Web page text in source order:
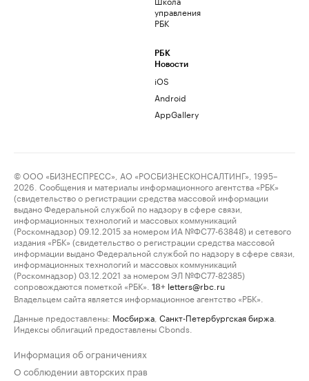
управления
РБК
РБК
Новости
iOS
Android
AppGallery
© ООО «БИЗНЕСПРЕСС», АО «РОСБИЗНЕСКОНСАЛТИНГ», 1995–
2026. Сообщения и материалы информационного агентства «РБК»
(свидетельство о регистрации средства массовой информации
выдано Федеральной службой по надзору в сфере связи,
информационных технологий и массовых коммуникаций
(Роскомнадзор) 09.12.2015 за номером ИА №ФС77-63848) и сетевого
издания «РБК» (свидетельство о регистрации средства массовой
информации выдано Федеральной службой по надзору в сфере связи,
информационных технологий и массовых коммуникаций
(Роскомнадзор) 03.12.2021 за номером ЭЛ №ФС77-82385)
сопровождаются пометкой «РБК».
18+ letters@rbc.ru
Владельцем сайта является информационное агентство «РБК».
Данные предоставлены: Мосбиржа Санкт-Петербургская биржа
Индексы облигаций предоставлены Cbonds.
Информация об ограничениях
О соблюдении авторских прав